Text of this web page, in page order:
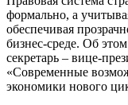
формально, а
обеспечивая
бизнес-среде. Об
секретарь – вице-
«Современные
экономики нового